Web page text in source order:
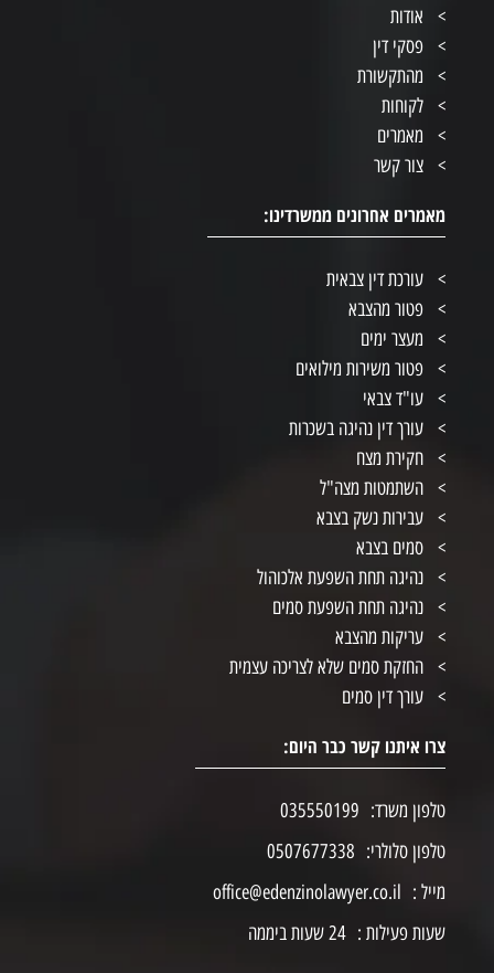
אודות
פסקי דין
מהתקשורת
לקוחות
מאמרים
צור קשר
מאמרים אחרונים ממשרדינו:
עורכת דין צבאית
פטור מהצבא
מעצר ימים
פטור משירות מילואים
עו"ד צבאי
עורך דין נהיגה בשכרות
חקירת מצח
השתמטות מצה"ל
עבירות נשק בצבא
סמים בצבא
נהיגה תחת השפעת אלכוהול
נהיגה תחת השפעת סמים
עריקות מהצבא
החזקת סמים שלא לצריכה עצמית
עורך דין סמים
צרו איתנו קשר כבר היום:
טלפון משרד: 035550199
טלפון סלולרי: 0507677338
מייל : office@edenzinolawyer.co.il
שעות פעילות : 24 שעות ביממה